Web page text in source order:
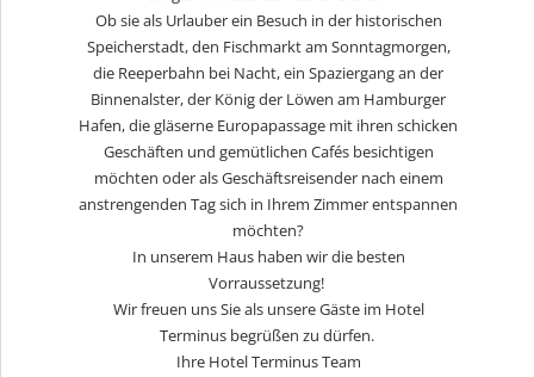
Ob sie als Urlauber ein Besuch in der historischen
Speicherstadt, den Fischmarkt am Sonntagmorgen,
die Reeperbahn bei Nacht, ein Spaziergang an der
Binnenalster, der König der Löwen am Hamburger
Hafen, die gläserne Europapassage mit ihren schicken
Geschäften und gemütlichen Cafés besichtigen
möchten oder als Geschäftsreisender nach einem
anstrengenden Tag sich in Ihrem Zimmer entspannen
möchten?
In unserem Haus haben wir die besten
Vorraussetzung!
Wir freuen uns Sie als unsere Gäste im Hotel
Terminus begrüßen zu dürfen.
Ihre Hotel Terminus Team